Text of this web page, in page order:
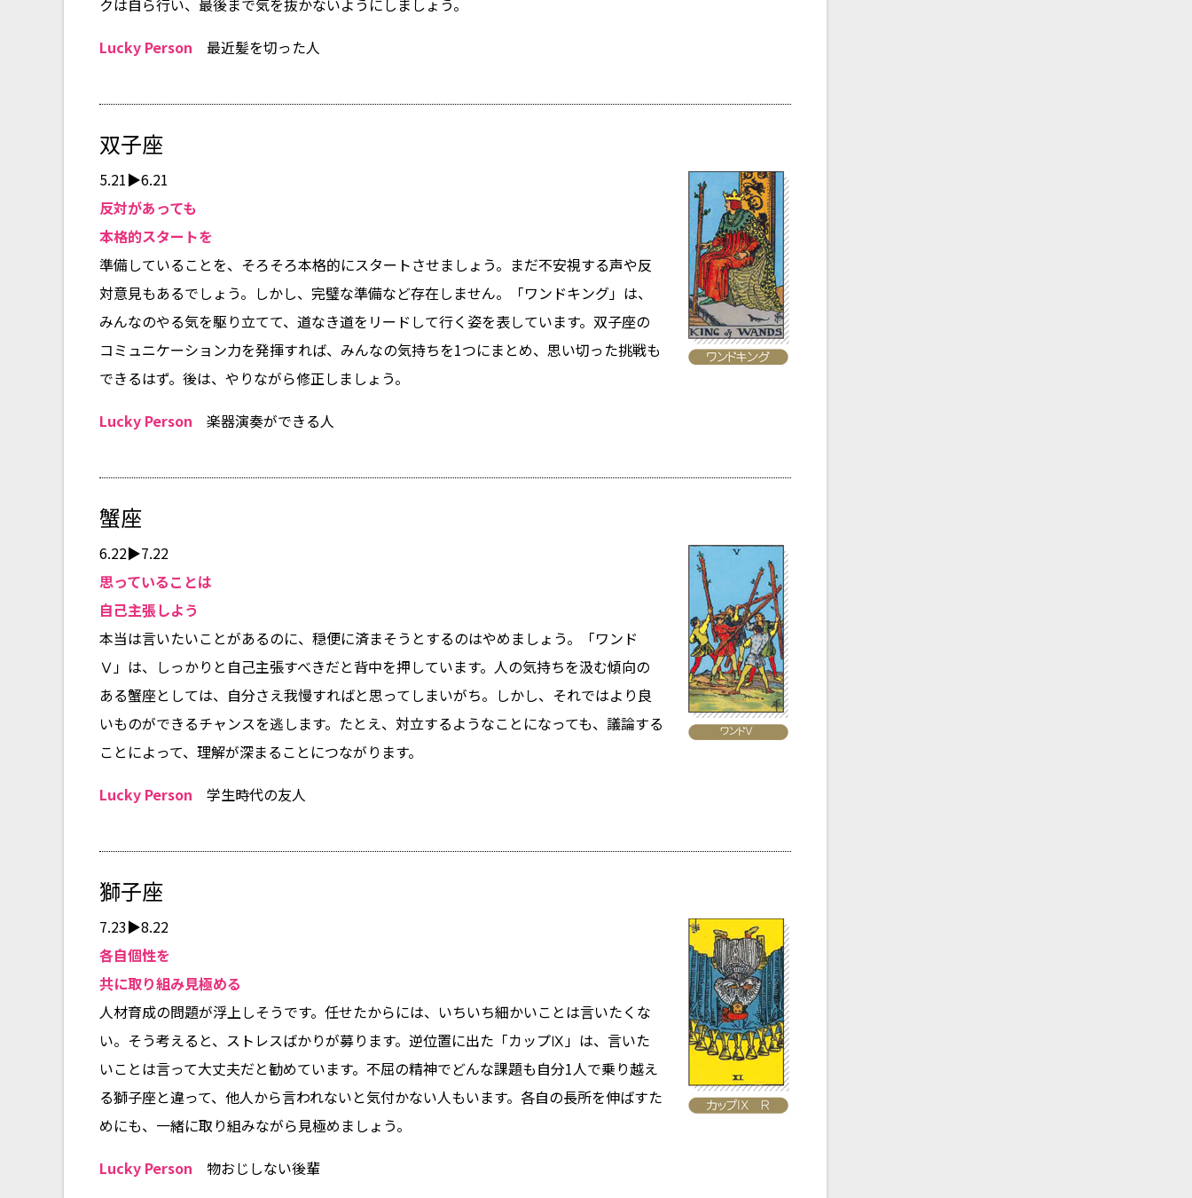
クは自ら行い、最後まで気を抜かないようにしましょう。
Lucky Person 最近髪を切った人
双子座
5.21▶6.21
反対があっても
本格的スタートを
準備していることを、そろそろ本格的にスタートさせましょう。まだ不安視する声や反
対意見もあるでしょう。しかし、完璧な準備など存在しません。「ワンドキング」は、
みんなのやる気を駆り立てて、道なき道をリードして行く姿を表しています。双子座の
コミュニケーション力を発揮すれば、みんなの気持ちを1つにまとめ、思い切った挑戦も
できるはず。後は、やりながら修正しましょう。
Lucky Person 楽器演奏ができる人
蟹座
6.22▶7.22
思っていることは
自己主張しよう
本当は言いたいことがあるのに、穏便に済まそうとするのはやめましょう。「ワンド
Ⅴ」は、しっかりと自己主張すべきだと背中を押しています。人の気持ちを汲む傾向の
ある蟹座としては、自分さえ我慢すればと思ってしまいがち。しかし、それではより良
いものができるチャンスを逃します。たとえ、対立するようなことになっても、議論する
ことによって、理解が深まることにつながります。
Lucky Person 学生時代の友人
獅子座
7.23▶8.22
各自個性を
共に取り組み見極める
人材育成の問題が浮上しそうです。任せたからには、いちいち細かいことは言いたくな
い。そう考えると、ストレスばかりが募ります。逆位置に出た「カップⅨ」は、言いた
いことは言って大丈夫だと勧めています。不屈の精神でどんな課題も自分1人で乗り越え
る獅子座と違って、他人から言われないと気付かない人もいます。各自の長所を伸ばすた
めにも、一緒に取り組みながら見極めましょう。
Lucky Person 物おじしない後輩